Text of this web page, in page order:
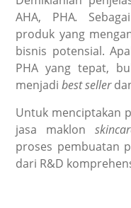
AHA, PHA.
produk yang
bisnis potensial.
PHA yang tepat,
menjadibest seller
Untuk menciptakan
jasa maklon
proses pembuatan
dari R&D